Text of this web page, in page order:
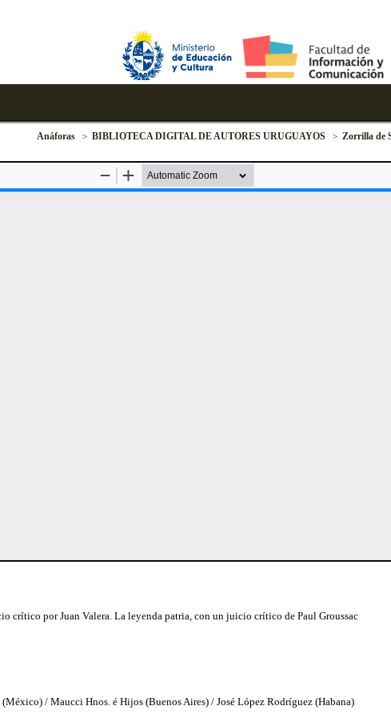
Anáforas BIBLIOTECA DIGITAL DE AUTORES URUGUAYOS Zorrilla de
crítico por Juan Valera. La leyenda patria, con un juicio crítico de Paul Groussac
/ Maucci Hnos. é Hijos (Buenos Aires) / José López Rodríguez (Habana)